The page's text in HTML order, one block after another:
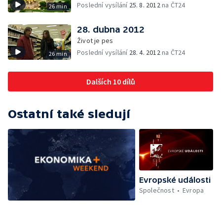
26 min
Poslední vysílání 25. 8. 2012na ČT24
26 min
28. dubna 2012
Život je pes
Poslední vysílání 28. 4. 2012na ČT24
Dalších 10 dílů
Ostatní také sledují
Evropské události
Společnost
Evropa